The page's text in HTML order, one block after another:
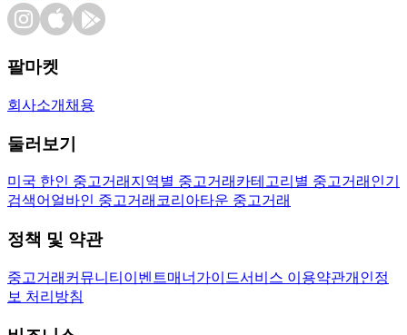
팔마켓
회사소개 채용
둘러보기
미국 한인 중고거래 지역별 중고거래 카테고리별 중고거래 인기
검색어 얼바인 중고거래 코리아타운 중고거래
정책 및 약관
중고거래 커뮤니티 이벤트매너가이드서비스 이용약관개인정
보 처리방침